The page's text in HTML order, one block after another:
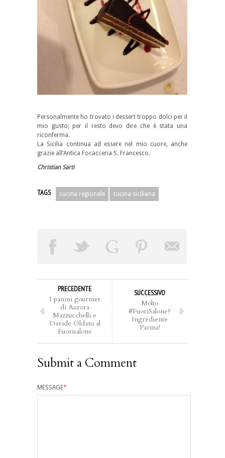
Personalmente ho trovato i dessert troppo dolci per il
mio gusto; per il resto devo dire che è stata una
riconferma.
La Sicilia continua ad essere nel mio cuore, anche
grazie all’Antica Focacceria S. Francesco.
Christian Sarti
TAGS cucina regionale cucina siciliana
PRECEDENTE
I panini gourmet
di Aurora
Mazzucchelli e
Davide Oldani al
Fuorisalone
SUCCESSIVO
Molto
#FuoriSalone?
Ingrediente
Parma!
Submit a Comment
MESSAGE*